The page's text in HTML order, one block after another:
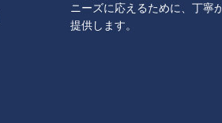
ニーズに応えるために、丁寧
提供します。